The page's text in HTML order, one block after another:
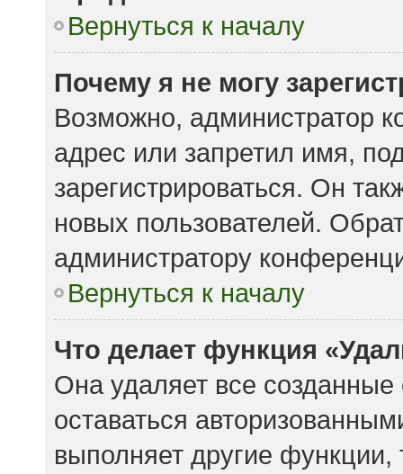
Вернуться к началу
Почему я не могу
Возможно, администратор
адрес или запретил имя,
зарегистрироваться. Он
новых пользователей.
администратору
Вернуться к началу
Что делает функция
Она удаляет все
оставаться
выполняет другие функции,